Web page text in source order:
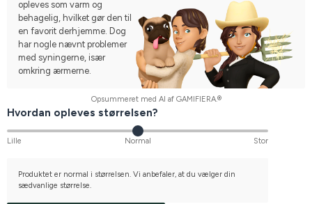
opleves som varm og
behagelig, hvilket gør den til
en favorit derhjemme. Dog
har nogle nævnt problemer
med syningerne, især
omkring ærmerne.
Opsummeret med AI af GAMIFIERA.®
Hvordan opleves størrelsen?
Lille Normal Stor
Produktet er normal i størrelsen. Vi anbefaler, at du vælger din
sædvanlige størrelse.